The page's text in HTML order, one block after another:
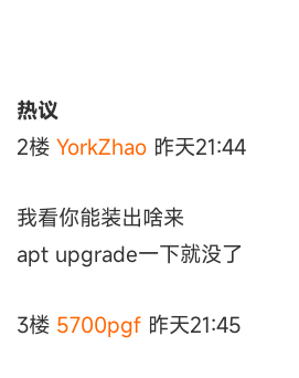
热议
2楼 YorkZhao 昨天21:44
我看你能装出啥来
apt upgrade一下就没了
3楼 5700pgf 昨天21:45